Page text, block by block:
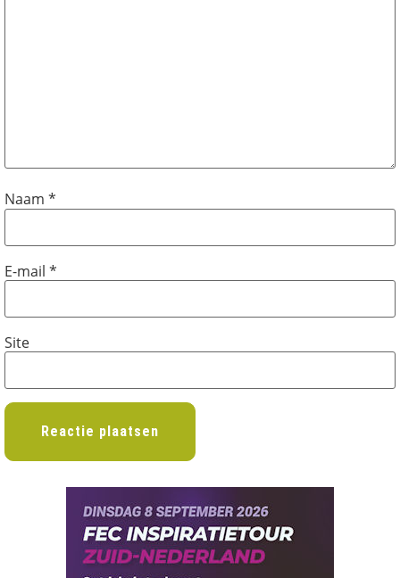
Naam *
E-mail *
Site